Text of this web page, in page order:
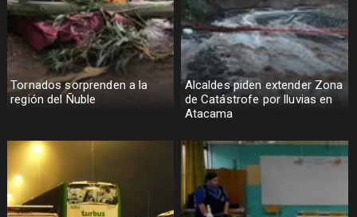
Tornados sorprenden a la
región del Ñuble
Alcaldes piden extender Zona
de Catástrofe por lluvias en
Atacama